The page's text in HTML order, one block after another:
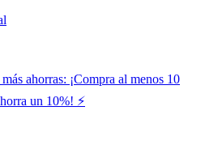
ahorras: ¡Compra al menos 10
un 10%! ⚡️